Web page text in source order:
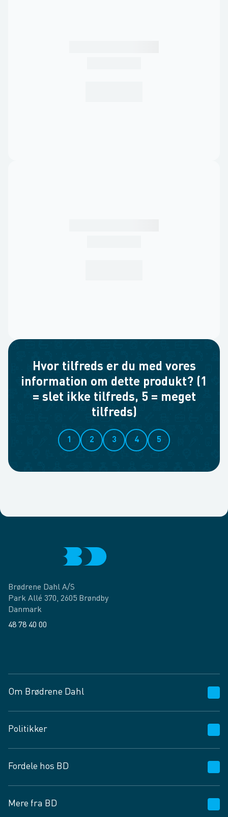
Hvor tilfreds er du med vores
information om dette produkt? (1
= slet ikke tilfreds, 5 = meget
tilfreds)
1 2 3 4 5
Brødrene Dahl A/S
Park Allé 370, 2605 Brøndby
Danmark
48 78 40 00
Om Brødrene Dahl
Vagttelefon 30 10 89 89
Spørgsmål og svar
Job og karriere
Fødevarekontrolrapport
Politikker
Privatlivspolitik
Cookies
Vilkår og betingelser
Fordele hos BD
BD app
Mere fra BD